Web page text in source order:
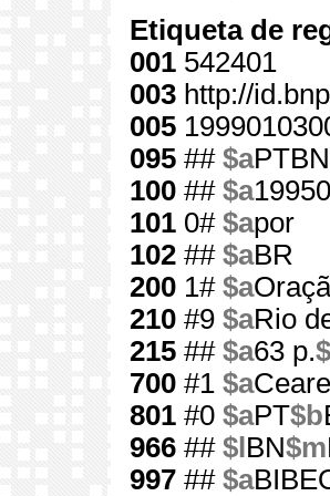
Etiqueta de
001 542401
003 http://
005
095 ## $a
100 ## $a
101 0# $apor
102 ## $aBR
200 1# $a
210 #9 $aRio
215 ## $a63 p.
700 #1 $a
801 #0 $aPT$b
966 ## $l BN$m
997 ## $a